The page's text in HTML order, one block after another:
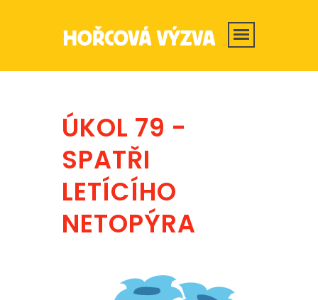
ÚKOL 79 -
SPATŘI
LETÍCÍHO
NETOPÝRA